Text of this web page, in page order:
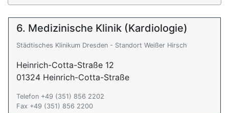
6. Medizinische Klinik (Kardiologie)
Städtisches Klinikum Dresden - Standort Weißer Hirsch
Heinrich-Cotta-Straße 12
01324 Heinrich-Cotta-Straße
Telefon +49 (351) 856 2202
Fax +49 (351) 856 2200